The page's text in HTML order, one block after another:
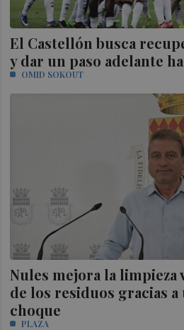
El Castellón busca
y dar un paso adelante
OMID SOKOUT
Nules mejora la limpieza
de los residuos gracias a
choque
PLAZA